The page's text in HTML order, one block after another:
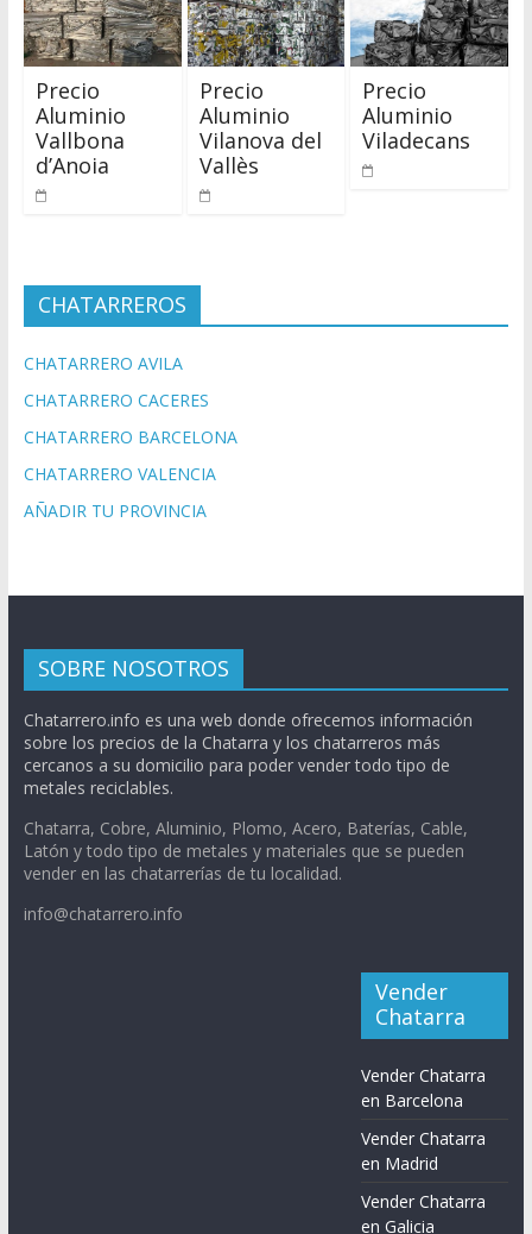
Precio
Aluminio
Vallbona
d’Anoia
Precio
Aluminio
Vilanova del
Vallès
Precio
Aluminio
Viladecans
CHATARREROS
CHATARRERO AVILA
CHATARRERO CACERES
CHATARRERO BARCELONA
CHATARRERO VALENCIA
AÑADIR TU PROVINCIA
SOBRE NOSOTROS
Chatarrero.info es una web donde ofrecemos información
sobre los precios de la Chatarra y los chatarreros más
cercanos a su domicilio para poder vender todo tipo de
metales reciclables.
Chatarra, Cobre, Aluminio, Plomo, Acero, Baterías, Cable,
Latón y todo tipo de metales y materiales que se pueden
vender en las chatarrerías de tu localidad.
info@chatarrero.info
Vender
Chatarra
Vender Chatarra
en Barcelona
Vender Chatarra
en Madrid
Vender Chatarra
en Galicia